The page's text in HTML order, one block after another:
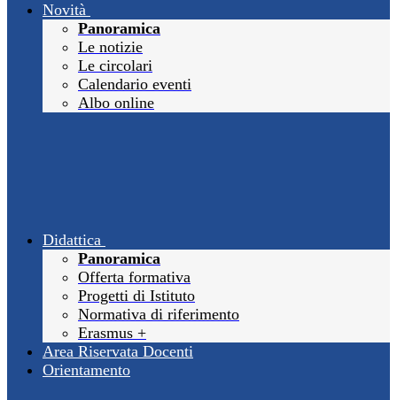
Novità
Panoramica
Le notizie
Le circolari
Calendario eventi
Albo online
Didattica
Panoramica
Offerta formativa
Progetti di Istituto
Normativa di riferimento
Erasmus +
Area Riservata Docenti
Orientamento